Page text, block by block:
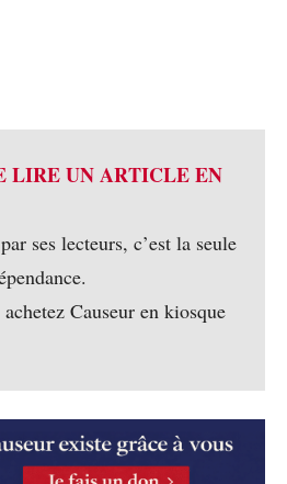
LIRE UN ARTICLE EN
ses lecteurs, c’est la seule
Causeur en kiosque